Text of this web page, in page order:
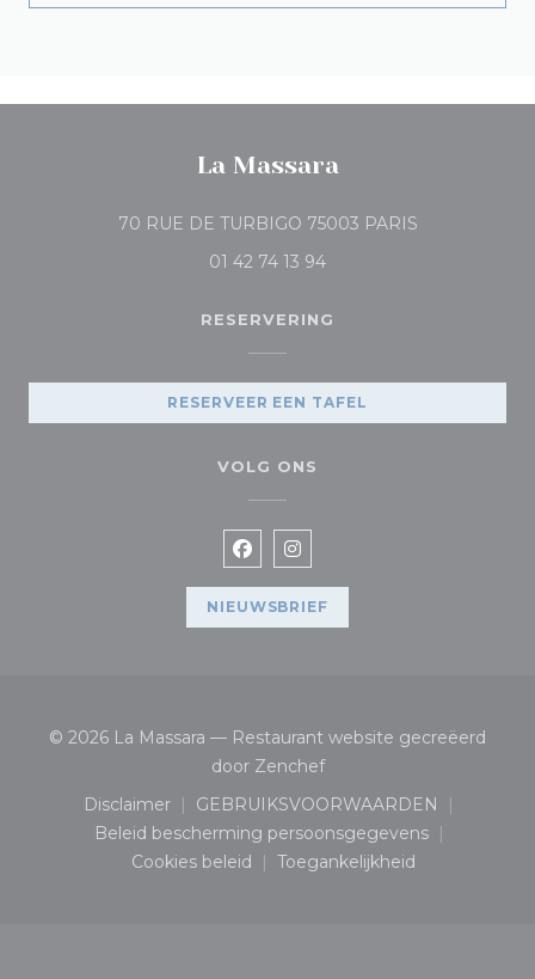
La Massara
70 RUE DE TURBIGO 75003 PARIS((opent in
01 42 74 13 94
RESERVERING
RESERVEER EEN TAFEL
VOLG ONS
Facebook ((opent in een
Instagram ((opent in een
NIEUWSBRIEF
© 2026 La Massara — Restaurant website gecreëerd
door Zenchef((opent in een nieuw
Disclaimer
((opent in een nieuw venster))
GEBRUIKSVOORWAARDEN
((opent in een nieuw
Beleid bescherming persoonsgegevens
((opent in een nieuw venster))
Cookies beleid
((opent in een nieuw venster))
Toegankelijkheid
((opent in een nieuw